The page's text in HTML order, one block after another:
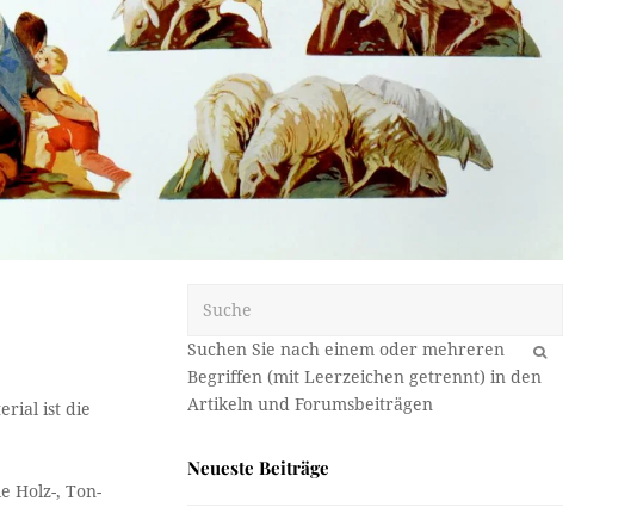
ist die
Holz-, Ton-
OK
Neueste Beiträge